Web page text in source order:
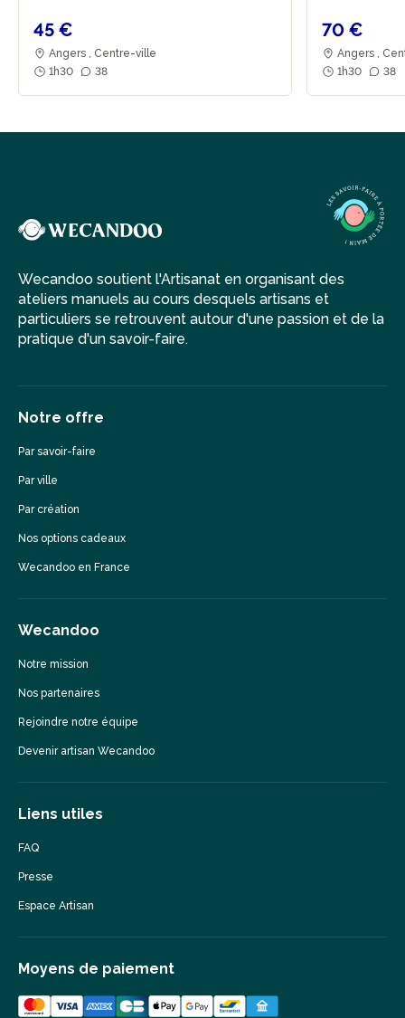
45 €
Angers , Centre-ville
1h30
38
70 €
Angers ,
1h30
38
Wecandoo soutient l'Artisanat en organisant des
ateliers manuels au cours desquels artisans et
particuliers se retrouvent autour d'une passion et de la
pratique d'un savoir-faire.
Notre offre
Par savoir-faire
Par ville
Par création
Nos options cadeaux
Wecandoo en France
Wecandoo
Notre mission
Nos partenaires
Rejoindre notre équipe
Devenir artisan Wecandoo
Liens utiles
FAQ
Presse
Espace Artisan
Moyens de paiement